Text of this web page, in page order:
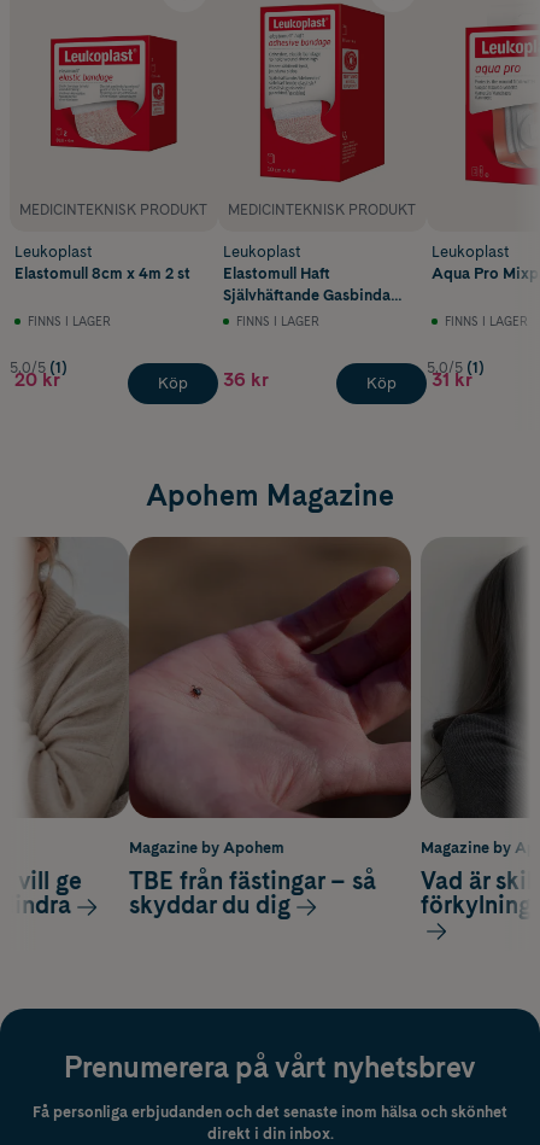
MEDICINTEKNISK PRODUKT
Leukoplast
Elastomull 8cm x 4m 2 st
FINNS I LAGER
5.0/5 (1)
20 kr Köp
MEDICINTEKNISK PRODUKT
Leukoplast
Elastomull Haft
Självhäftande Gasbinda
10cm x 4m
FINNS I LAGER
36 kr Köp
Leukoplast
Aqua Pro
FINNS I LAGER
5.0/5 (1)
31 kr
Apohem Magazine
Magazine by
Vad är
förkylning
vill ge
lindra
Magazine by Apohem
TBE från fästingar – så
skyddar du dig
Prenumerera på vårt nyhetsbrev
Få personliga erbjudanden och det senaste inom hälsa och skönhet
direkt i din inbox.